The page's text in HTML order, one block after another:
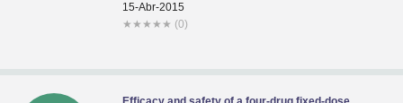
15-Abr-2015
★ ★ ★ ★ ★ (0)